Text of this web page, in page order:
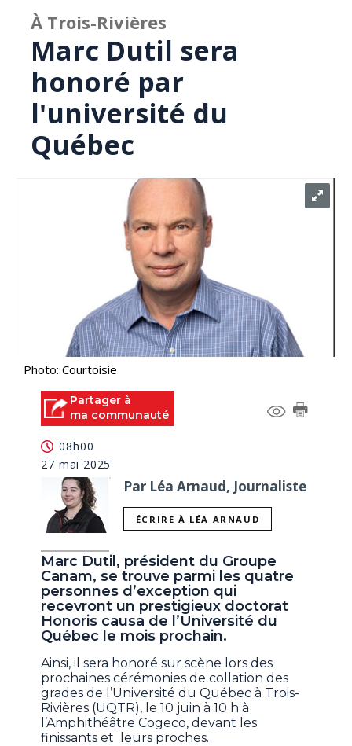
À Trois-Rivières
Marc Dutil sera
honoré par
l'université du
Québec
Photo: Courtoisie
Partager à
ma communauté
08h00
27 mai 2025
Par Léa Arnaud, Journaliste
ÉCRIRE À LÉA ARNAUD
Marc Dutil, président du Groupe
Canam, se trouve parmi les quatre
personnes d’exception qui
recevront un prestigieux doctorat
Honoris causa de l’Université du
Québec le mois prochain.
Ainsi, il sera honoré sur scène lors des
prochaines cérémonies de collation des
grades de l’Université du Québec à Trois-
Rivières (UQTR), le 10 juin à 10 h à
l’Amphithéâtre Cogeco, devant les
finissants et leurs proches.